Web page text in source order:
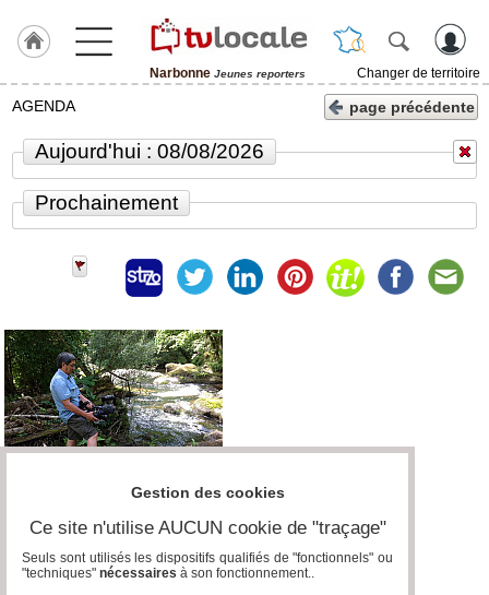
Narbonne Jeunes reporters
Changer de territoire
J'adhère
ACCUEIL
Narbonne
RUBRIQUES
Agenda
Gazette
Médias
groupe
AGENDA page précédente
Aujourd'hui : 08/08/2026
Prochainement
Gestion des cookies
Ce site n'utilise AUCUN cookie de "traçage"
Seuls sont utilisés les dispositifs qualifiés de "fonctionnels" ou
"techniques" nécessaires à son fonctionnement..